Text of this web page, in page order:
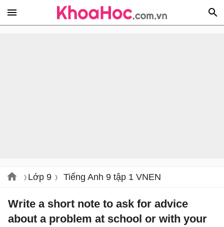
Lớp 9 Tiếng Anh 9 tập 1 VNEN
Write a short note to ask for advice
about a problem at school or with your